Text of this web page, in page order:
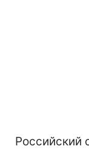
Российский